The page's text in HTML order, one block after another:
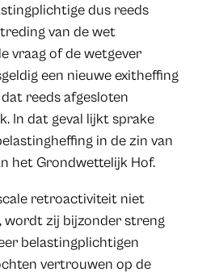
dus reeds
van de wet
vraag of de wetgever
een nieuwe exitheffing
reeds afgesloten
In dat geval lijkt sprake
in de zin van
het Grondwettelijk Hof.
retroactiviteit niet
wordt zij bijzonder streng
belastingplichtigen
vertrouwen op de